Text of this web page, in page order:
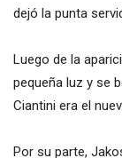
dejó la punta
Luego de la
pequeña luz y se
Ciantini era el
Por su parte,